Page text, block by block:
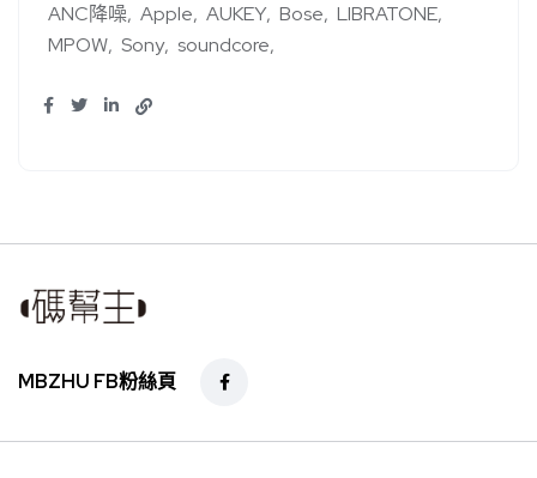
ANC降噪 Apple AUKEY Bose LIBRATONE
MPOW Sony soundcore
MBZHU FB粉絲頁